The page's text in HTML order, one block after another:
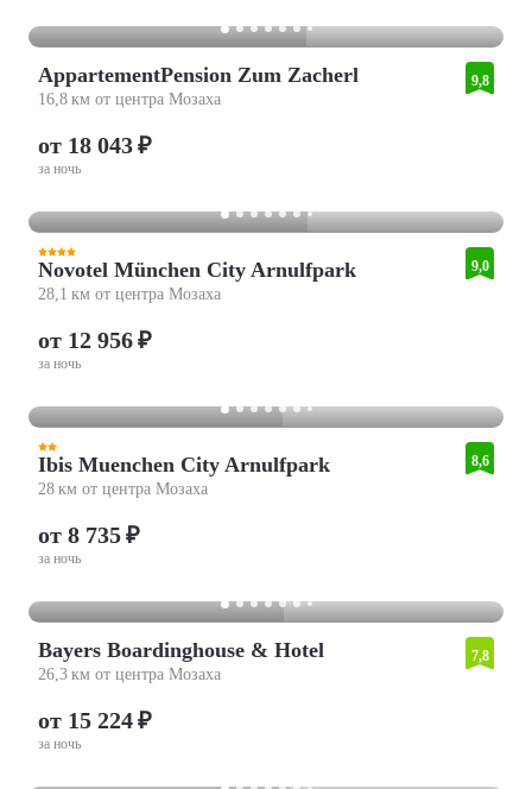
AppartementPension Zum Zacherl
16,8 км от центра Мозаха
9,8
от 18 043 ₽
за ночь
Novotel München City Arnulfpark
28,1 км от центра Мозаха
9,0
от 12 956 ₽
за ночь
Ibis Muenchen City Arnulfpark
28 км от центра Мозаха
8,6
от 8 735 ₽
за ночь
Bayers Boardinghouse & Hotel
26,3 км от центра Мозаха
7,8
от 15 224 ₽
за ночь